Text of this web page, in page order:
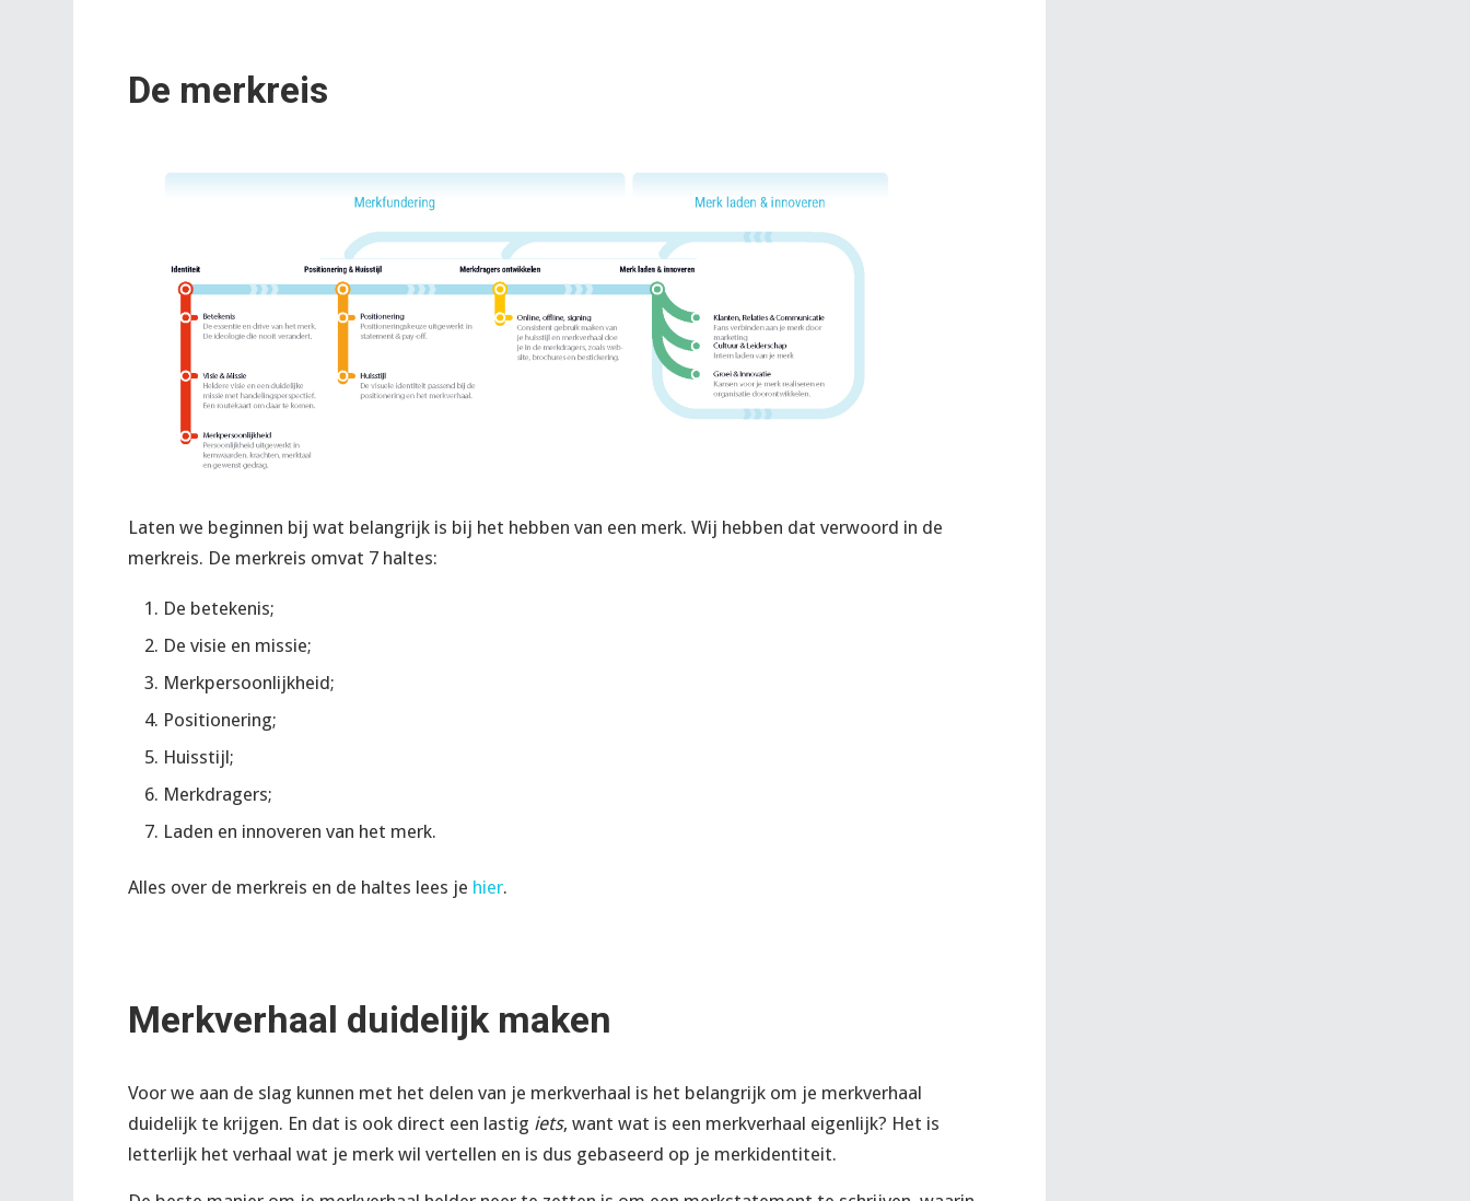
De merkreis
Laten we beginnen bij wat belangrijk is bij het hebben van een merk. Wij hebben dat verwoord in de
merkreis. De merkreis omvat 7 haltes:
De betekenis;
De visie en missie;
Merkpersoonlijkheid;
Positionering;
Huisstijl;
Merkdragers;
Laden en innoveren van het merk.
Alles over de merkreis en de haltes lees je hier.
Merkverhaal duidelijk maken
Voor we aan de slag kunnen met het delen van je merkverhaal is het belangrijk om je merkverhaal
duidelijk te krijgen. En dat is ook direct een lastig iets, want wat is een merkverhaal eigenlijk? Het is
letterlijk het verhaal wat je merk wil vertellen en is dus gebaseerd op je merkidentiteit.